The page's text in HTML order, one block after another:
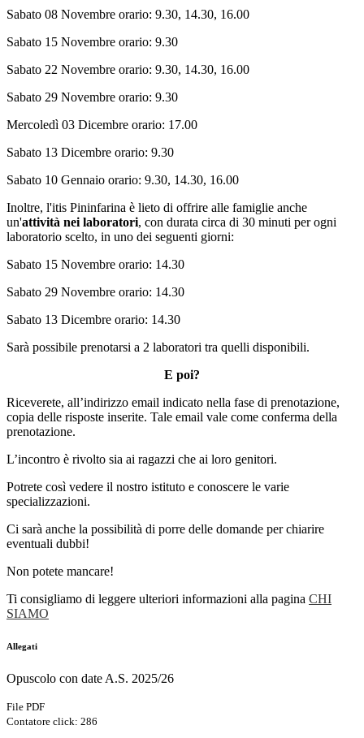
Sabato 08 Novembre orario: 9.30, 14.30, 16.00
Sabato 15 Novembre orario: 9.30
Sabato 22 Novembre orario: 9.30, 14.30, 16.00
Sabato 29 Novembre orario: 9.30
Mercoledì 03 Dicembre orario: 17.00
Sabato 13 Dicembre orario: 9.30
Sabato 10 Gennaio orario: 9.30, 14.30, 16.00
Inoltre, l'itis Pininfarina è lieto di offrire alle famiglie anche
un'attività nei laboratori, con durata circa di 30 minuti per ogni
laboratorio scelto, in uno dei seguenti giorni:
Sabato 15 Novembre orario: 14.30
Sabato 29 Novembre orario: 14.30
Sabato 13 Dicembre orario: 14.30
Sarà possibile prenotarsi a 2 laboratori tra quelli disponibili.
E poi?
Riceverete, all’indirizzo email indicato nella fase di prenotazione,
copia delle risposte inserite. Tale email vale come conferma della
prenotazione.
L’incontro è rivolto sia ai ragazzi che ai loro genitori.
Potrete così vedere il nostro istituto e conoscere le varie
specializzazioni.
Ci sarà anche la possibilità di porre delle domande per chiarire
eventuali dubbi!
Non potete mancare!
Ti consigliamo di leggere ulteriori informazioni alla pagina CHI
SIAMO
Allegati
Opuscolo con date A.S. 2025/26
File PDF
Contatore click: 286